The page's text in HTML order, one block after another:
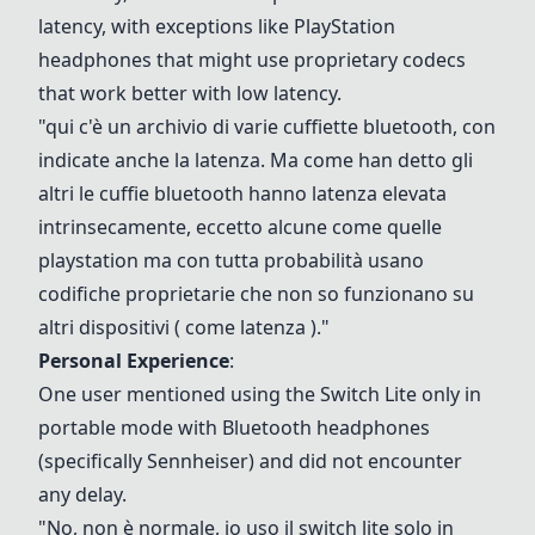
latency, with exceptions like PlayStation
headphones that might use proprietary codecs
that work better with low latency.
"qui c'è un archivio di varie cuffiette bluetooth, con
indicate anche la latenza. Ma come han detto gli
altri le cuffie bluetooth hanno latenza elevata
intrinsecamente, eccetto alcune come quelle
playstation ma con tutta probabilità usano
codifiche proprietarie che non so funzionano su
altri dispositivi ( come latenza )."
Personal Experience:
One user mentioned using the Switch Lite only in
portable mode with Bluetooth headphones
(specifically Sennheiser) and did not encounter
any delay.
"No, non è normale, io uso il switch lite solo in